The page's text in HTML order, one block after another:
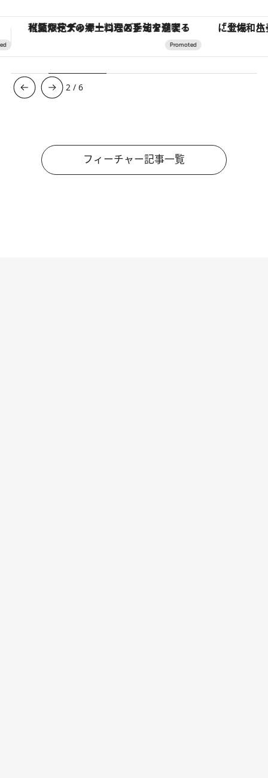
「土佐和ハーブかき氷」がOMO7高知に登場！生姜、山椒、大葉など目にも舌にも涼を呼ぶ郷土の味 【銀座で出合う最旬美容】美髪ケアや上質
3 /6
フィーチャー記事一覧